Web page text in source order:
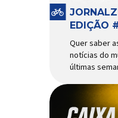
EDIÇÃO
Quer saber
notícias do
últimas
chegou!
agora